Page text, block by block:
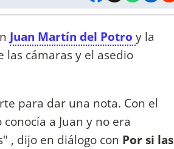
Juan Martín del Potro y la
las cámaras y el asedio
para dar una nota. Con el
a Juan y no era
, dijo en diálogo con Por si las